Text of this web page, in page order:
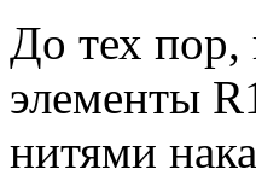
До тех пор,
элементы
нитями